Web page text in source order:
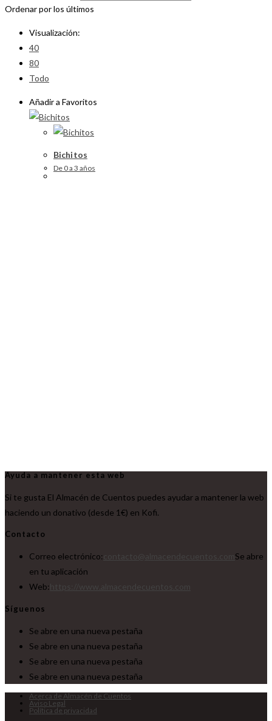
Ordenar por los últimos
Visualización:
40
80
Todo
Añadir a Favoritos
Bichitos
De 0 a 3 años
Ayuda a mantener esta web
Si te gusta El Almacén de Cuentos puedes ayudar a mantener la web
haciendo un donativo (desde 1€) en Kofi.
Contacto
Correo electrónico:
Se abre
en tu aplicación
Web:
Síguenos
Se abre en una nueva pestaña
Se abre en una nueva pestaña
Se abre en una nueva pestaña
Se abre en una nueva pestaña
Acerca de Almacén de Cuentos
Aviso Legal
Política de privacidad